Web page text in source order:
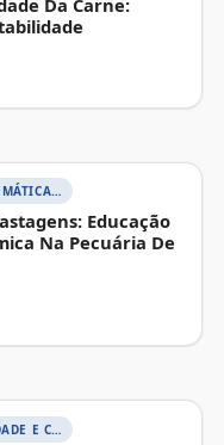
Da Carne:
05 ENSINO DE MATEMÁTICA E CIÊNCIAS, SABERES, AMBIENTE E PRÁTICAS INVESTIGATIVAS
Educação
Na Pecuária De
14 DIREITO, SOCIEDADE E CONTEMPORANEIDADE